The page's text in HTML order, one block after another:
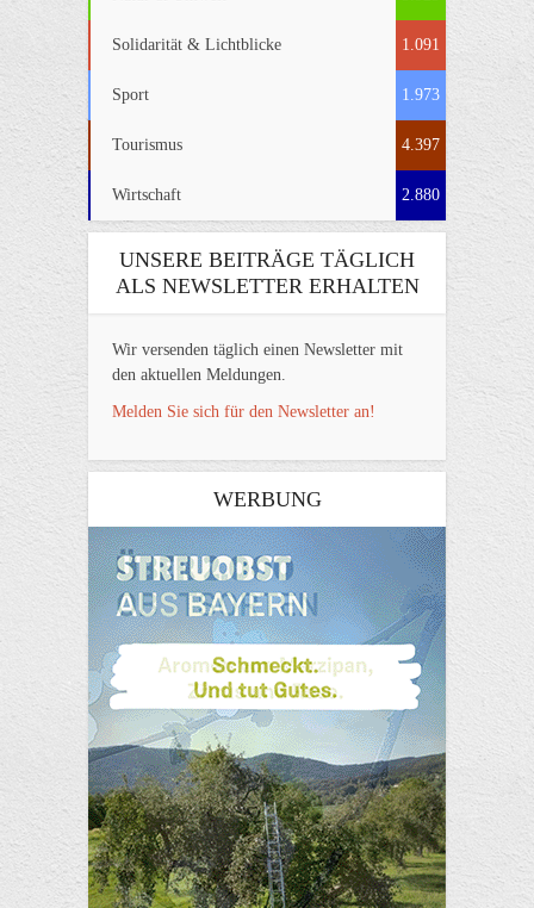
Solidarität & Lichtblicke 1.091
Sport 1.973
Tourismus 4.397
Wirtschaft 2.880
UNSERE BEITRÄGE TÄGLICH
ALS NEWSLETTER ERHALTEN
Wir versenden täglich einen Newsletter mit
den aktuellen Meldungen.
Melden Sie sich für den Newsletter an!
WERBUNG